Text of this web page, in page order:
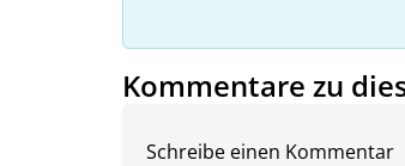
Kommentare zu
Schreibe einen Kommentar